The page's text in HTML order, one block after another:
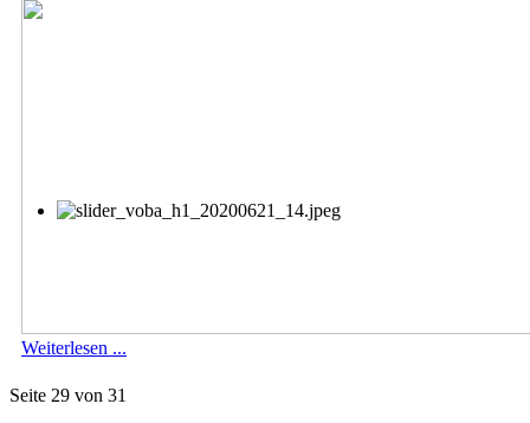
Weiterlesen ...
Seite 29 von 31